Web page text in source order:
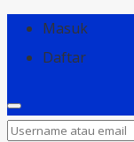
Masuk
Daftar